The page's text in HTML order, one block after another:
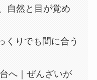
自然と目が覚め
くりでも間に合う
へ｜ぜんざいが